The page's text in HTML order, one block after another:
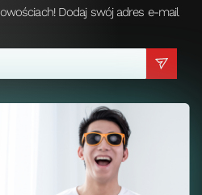
Dodaj swój adres e-mail